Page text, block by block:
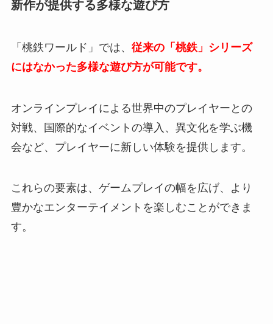
新作が提供する多様な遊び方
「桃鉄ワールド」では、 従来の「桃鉄」シリーズ
にはなかった多様な遊び方が可能です。
オンラインプレイによる世界中のプレイヤーとの
対戦、国際的なイベントの導入、異文化を学ぶ機
会など、プレイヤーに新しい体験を提供します。
これらの要素は、ゲームプレイの幅を広げ、より
豊かなエンターテイメントを楽しむことができま
す。